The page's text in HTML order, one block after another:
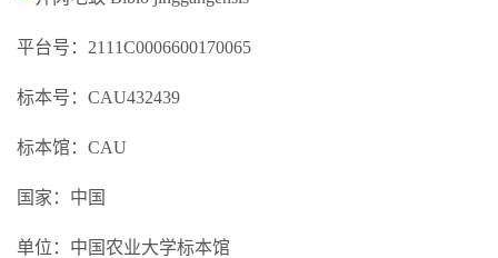
平台号：2111C0006600170065
标本号：CAU432439
标本馆：CAU
国家：中国
单位：中国农业大学标本馆